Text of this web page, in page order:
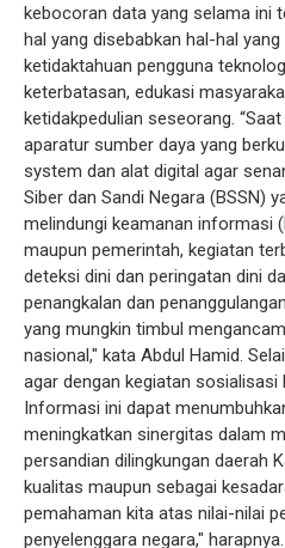
kebocoran data yang selama ini
hal yang disebabkan hal-hal
ketidaktahuan pengguna
keterbatasan, edukasi
ketidakpedulian seseorang.
aparatur sumber daya yang
system dan alat digital agar
Siber dan Sandi Negara (BSSN)
melindungi keamanan informasi
maupun pemerintah, kegiatan
deteksi dini dan peringatan dini
penangkalan dan
yang mungkin timbul
nasional," kata Abdul Hamid.
agar dengan kegiatan sosialisasi
Informasi ini dapat
meningkatkan sinergitas dalam
persandian dilingkungan daerah
kualitas maupun sebagai
pemahaman kita atas nilai-nilai
penyelenggara negara,"